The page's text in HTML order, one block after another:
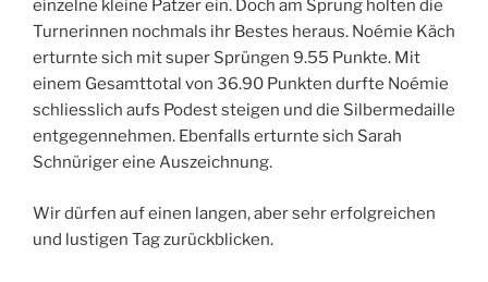
einzelne kleine Patzer ein. Doch am Sprung holten die
Turnerinnen nochmals ihr Bestes heraus. Noémie Käch
erturnte sich mit super Sprüngen 9.55 Punkte. Mit
einem Gesamttotal von 36.90 Punkten durfte Noémie
schliesslich aufs Podest steigen und die Silbermedaille
entgegennehmen. Ebenfalls erturnte sich Sarah
Schnüriger eine Auszeichnung.
Wir dürfen auf einen langen, aber sehr erfolgreichen
und lustigen Tag zurückblicken.